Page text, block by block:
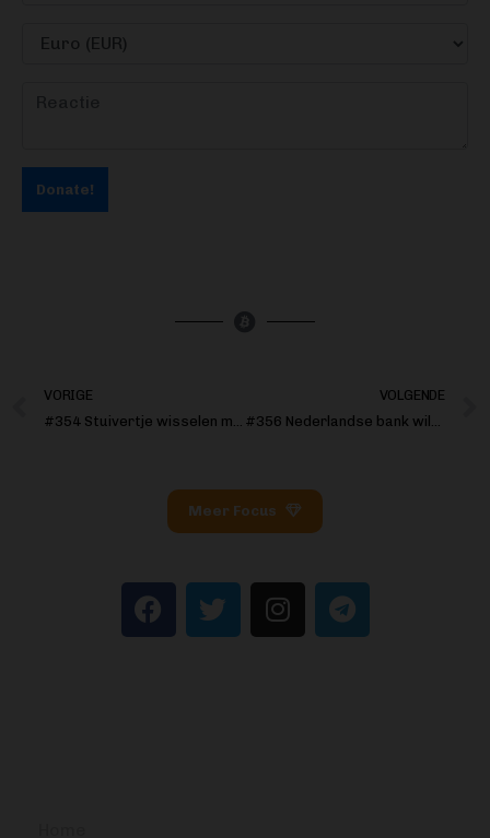
Donate!
VORIGE
VOLGENDE
Meer Focus